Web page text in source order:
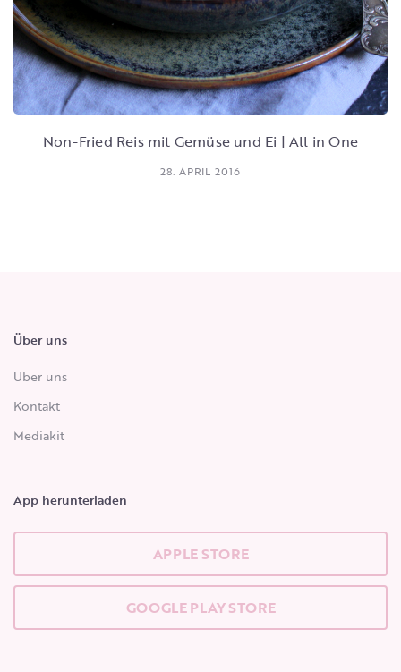
Non-Fried Reis mit Gemüse und Ei | All in One
28. APRIL 2016
Über uns
Über uns
Kontakt
Mediakit
App herunterladen
APPLE STORE
GOOGLE PLAY STORE